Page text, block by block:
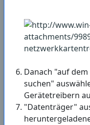
Danach "auf
suchen"
Gerätetreibern
"Datenträger"